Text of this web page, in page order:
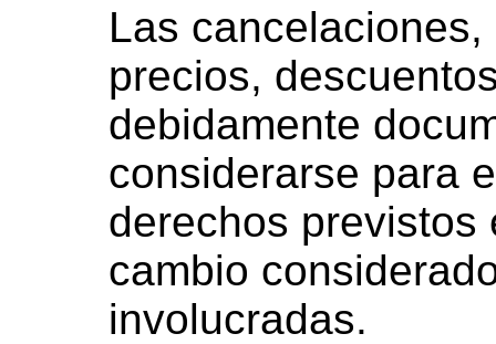
Las
precios,
debidamente
considerarse para
derechos previstos
cambio
involucradas.